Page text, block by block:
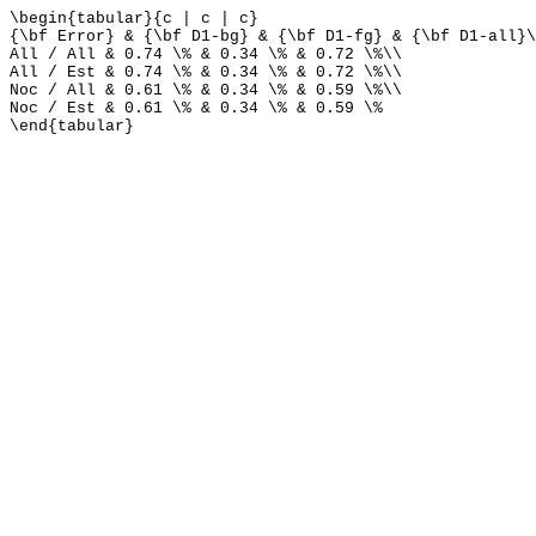
\begin{tabular}{c | c | c}
{\bf Error} & {\bf D1-bg} & {\bf D1-fg} & {\bf D1-
All / All & 0.74 \% & 0.34 \% & 0.72 \%\\
All / Est & 0.74 \% & 0.34 \% & 0.72 \%\\
Noc / All & 0.61 \% & 0.34 \% & 0.59 \%\\
Noc / Est & 0.61 \% & 0.34 \% & 0.59 \%
\end{tabular}